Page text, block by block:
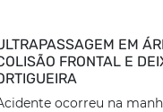
EM
FRONTAL E
ocorreu na